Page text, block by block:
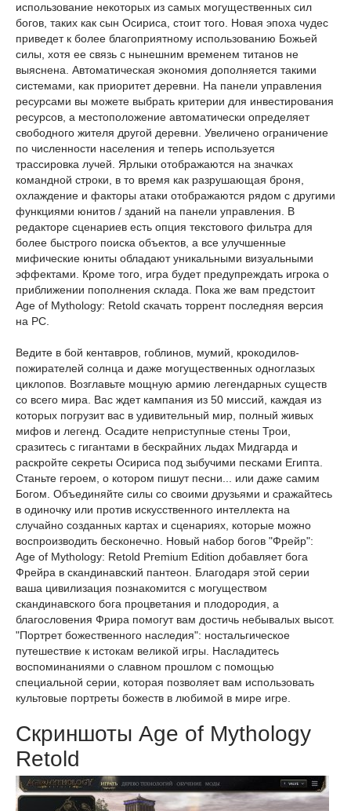
использование некоторых из самых могущественных сил
богов, таких как сын Осириса, стоит того. Новая эпоха чудес
приведет к более благоприятному использованию Божьей
силы, хотя ее связь с нынешним временем титанов не
выяснена. Автоматическая экономия дополняется такими
системами, как приоритет деревни. На панели управления
ресурсами вы можете выбрать критерии для инвестирования
ресурсов, а местоположение автоматически определяет
свободного жителя другой деревни. Увеличено ограничение
по численности населения и теперь используется
трассировка лучей. Ярлыки отображаются на значках
командной строки, в то время как разрушающая броня,
охлаждение и факторы атаки отображаются рядом с другими
функциями юнитов / зданий на панели управления. В
редакторе сценариев есть опция текстового фильтра для
более быстрого поиска объектов, а все улучшенные
мифические юниты обладают уникальными визуальными
эффектами. Кроме того, игра будет предупреждать игрока о
приближении пополнения склада. Пока же вам предстоит
Age of Mythology: Retold скачать торрент последняя версия
на PC.
Ведите в бой кентавров, гоблинов, мумий, крокодилов-
пожирателей солнца и даже могущественных одноглазых
циклопов. Возглавьте мощную армию легендарных существ
со всего мира. Вас ждет кампания из 50 миссий, каждая из
которых погрузит вас в удивительный мир, полный живых
мифов и легенд. Осадите неприступные стены Трои,
сразитесь с гигантами в бескрайних льдах Мидгарда и
раскройте секреты Осириса под зыбучими песками Египта.
Станьте героем, о котором пишут песни... или даже самим
Богом. Объединяйте силы со своими друзьями и сражайтесь
в одиночку или против искусственного интеллекта на
случайно созданных картах и сценариях, которые можно
воспроизводить бесконечно. Новый набор богов "Фрейр":
Age of Mythology: Retold Premium Edition добавляет бога
Фрейра в скандинавский пантеон. Благодаря этой серии
ваша цивилизация познакомится с могуществом
скандинавского бога процветания и плодородия, а
благословения Фрира помогут вам достичь небывалых высот.
"Портрет божественного наследия": ностальгическое
путешествие к истокам великой игры. Насладитесь
воспоминаниями о славном прошлом с помощью
специальной серии, которая позволяет вам использовать
культовые портреты божеств в любимой в мире игре.
Скриншоты Age of Mythology
Retold